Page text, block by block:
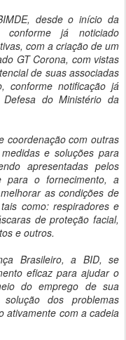
desde o início da
já noticiado
com a criação de um
GT Corona, com vistas
de suas associadas
conforme notificação já
do Ministério da
coordenação com outras
e soluções para
apresentadas pelos
para o fornecimento, a
as condições de
como: respiradores e
de proteção facial,
e outros.
Brasileiro, a BID, se
eficaz para ajudar o
do emprego de sua
dos problemas
ativamente com a cadeia